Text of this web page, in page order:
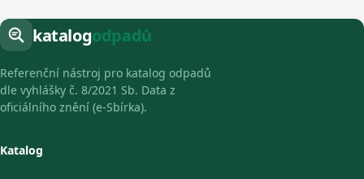
katalogodpadů
Referenční nástroj pro katalog odpadů
dle vyhlášky č. 8/2021 Sb. Data z
oficiálního znění (e-Sbírka).
Katalog